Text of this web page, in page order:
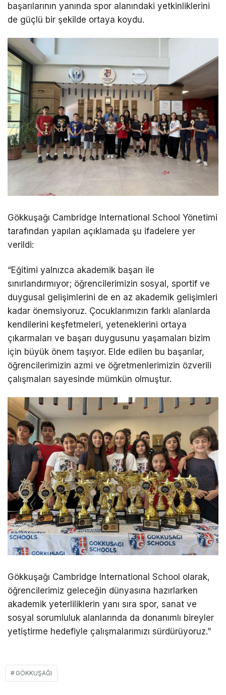
başarılarının yanında spor alanındaki yetkinliklerini
de güçlü bir şekilde ortaya koydu.
Gökkuşağı Cambridge International School Yönetimi
tarafından yapılan açıklamada şu ifadelere yer
verildi:
“Eğitimi yalnızca akademik başarı ile
sınırlandırmıyor; öğrencilerimizin sosyal, sportif ve
duygusal gelişimlerini de en az akademik gelişimleri
kadar önemsiyoruz. Çocuklarımızın farklı alanlarda
kendilerini keşfetmeleri, yeteneklerini ortaya
çıkarmaları ve başarı duygusunu yaşamaları bizim
için büyük önem taşıyor. Elde edilen bu başarılar,
öğrencilerimizin azmi ve öğretmenlerimizin özverili
çalışmaları sayesinde mümkün olmuştur.
Gökkuşağı Cambridge International School olarak,
öğrencilerimiz geleceğin dünyasına hazırlarken
akademik yeterliliklerin yanı sıra spor, sanat ve
sosyal sorumluluk alanlarında da donanımlı bireyler
yetiştirme hedefiyle çalışmalarımızı sürdürüyoruz.”
GÖKKUŞAĞI